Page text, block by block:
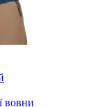
вовни